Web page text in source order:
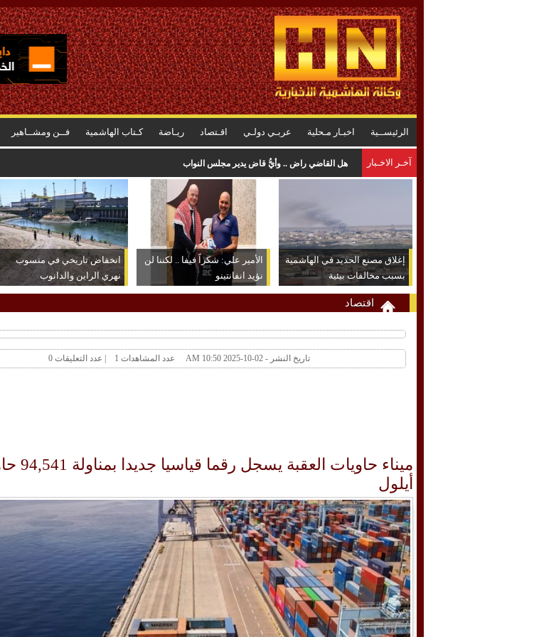
الرئيســية اخبـار مـحلية عربـي دولـي اقـتصاد ريـاضة كـتاب الهاشمية فــن ومشــاهير
آخـر الاخـبار المواصفات : لا خلل في البنزين .. وارتفاع أسعاره وراء الشعور بسرعة استهلاكه
إغلاق مصنع الحديد في الهاشمية
بسبب مخالفات بيئية
الأمير علي: شكراً فيفا .. لكننا لن
نؤيد انفانتينو
انخفاض تاريخي في منسوب
نهري الراين والدانوب
اقتصاد
تاريخ النشر - 02-10-2025 10:50 AM عدد المشاهدات 1 | عدد التعليقات 0
ميناء حاويات
أيلول